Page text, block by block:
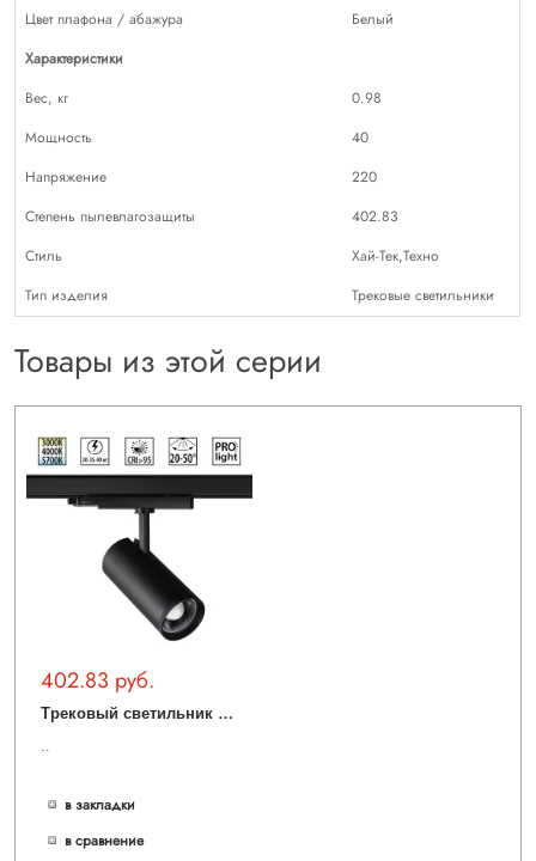
Цвет плафона / абажура
Белый
Характеристики
Вес, кг
0.98
Мощность
40
Напряжение
220
Степень пылевлагозащиты
402.83
Стиль
Хай-Тек,Техно
Тип изделия
Трековые светильники
Товары из этой серии
402.83 руб.
Т
рековый светильник Nail 359584
..
в закладки
в сравнение